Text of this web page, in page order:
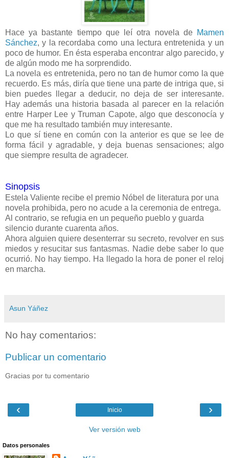
Hace ya bastante tiempo que leí otra novela de Mamen
Sánchez, y la recordaba como una lectura entretenida y un
poco de humor. En ésta esperaba encontrar algo parecido, y
de algún modo me ha sorprendido.
La novela es entretenida, pero no tan de humor como la que
recuerdo. Es más, diría que tiene una parte de intriga que, si
bien puedes llegar a deducir, no deja de ser interesante.
Hay además una historia basada al parecer en la relación
entre Harper Lee y Truman Capote, algo que desconocía y
que me ha resultado también muy interesante.
Lo que sí tiene en común con la anterior es que se lee de
forma fácil y agradable, y deja buenas sensaciones; algo
que siempre resulta de agradecer.
Sinopsis
Estela Valiente recibe el premio Nóbel de literatura por una
novela prohibida, pero no acude a la ceremonia de entrega.
Al contrario, se refugia en un pequeño pueblo y guarda
silencio durante cuarenta años.
Ahora alguien quiere desenterrar su secreto, revolver en sus
miedos y resucitar sus fantasmas. Nadie debe saber lo que
ocurrió. No hay tiempo. Ha llegado la hora de poner el reloj
en marcha.
Asun Yáñez
No hay comentarios:
Publicar un comentario
Gracias por tu comentario
‹ ›
Inicio
Ver versión web
Datos personales